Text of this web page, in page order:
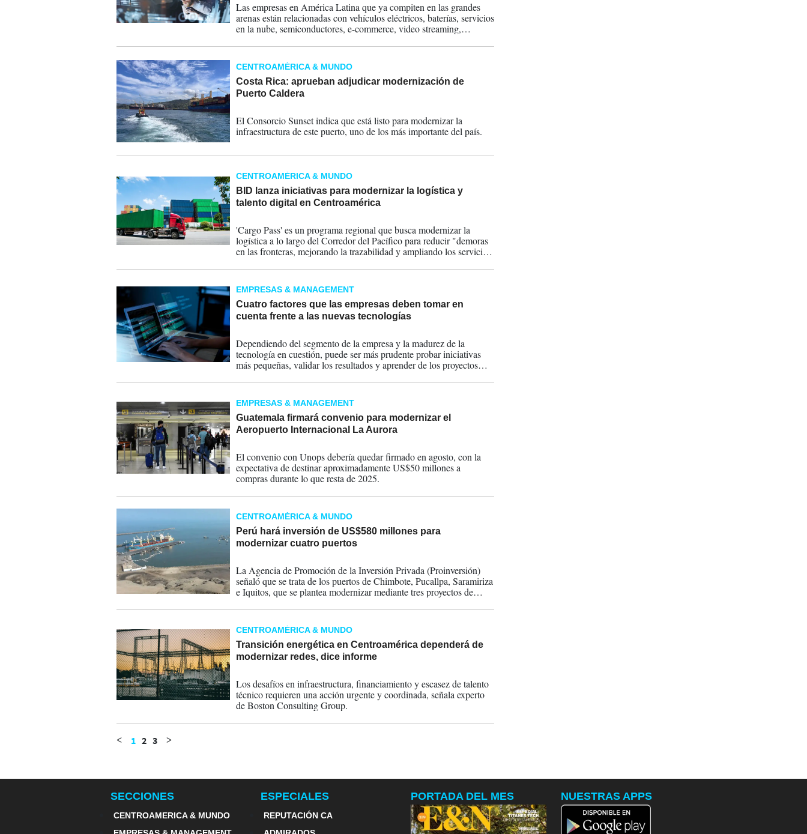
Las empresas en América Latina que ya compiten en las grandes
arenas están relacionadas con vehículos eléctricos, baterías, servicios
en la nube, semiconductores, e-commerce, video streaming,
estudio de McKinsey .
CENTROAMÉRICA & MUNDO
Costa Rica: aprueban adjudicar modernización de
Puerto Caldera
El Consorcio Sunset indica que está listo para modernizar la
infraestructura de este puerto, uno de los más importante del país.
CENTROAMÉRICA & MUNDO
BID lanza iniciativas para modernizar la logística y
talento digital en Centroamérica
'Cargo Pass' es un programa regional que busca modernizar la
logística a lo largo del Corredor del Pacífico para reducir "demoras
en las fronteras, mejorando la trazabilidad y ampliando los servicios
EMPRESAS & MANAGEMENT
Cuatro factores que las empresas deben tomar en
cuenta frente a las nuevas tecnologías
Dependiendo del segmento de la empresa y la madurez de la
tecnología en cuestión, puede ser más prudente probar iniciativas
más pequeñas, validar los resultados y aprender de los proyectos
EMPRESAS & MANAGEMENT
Guatemala firmará convenio para modernizar el
Aeropuerto Internacional La Aurora
El convenio con Unops debería quedar firmado en agosto, con la
expectativa de destinar aproximadamente US$50 millones a
compras durante lo que resta de 2025.
CENTROAMÉRICA & MUNDO
Perú hará inversión de US$580 millones para
modernizar cuatro puertos
La Agencia de Promoción de la Inversión Privada (Proinversión)
señaló que se trata de los puertos de Chimbote, Pucallpa, Saramiriza
e Iquitos, que se plantea modernizar mediante tres proyectos de
CENTROAMÉRICA & MUNDO
Transición energética en Centroamérica dependerá de
modernizar redes, dice informe
Los desafíos en infraestructura, financiamiento y escasez de talento
técnico requieren una acción urgente y coordinada, señala experto
de Boston Consulting Group.
< 1 2 3 >
SECCIONES
CENTROAMERICA & MUNDO
ESPECIALES
REPUTACIÓN CA
PORTADA DEL MES NUESTRAS APPS